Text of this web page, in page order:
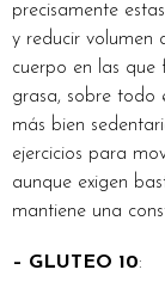
precisamente
y reducir volumen
cuerpo en las que
grasa, sobre todo
más bien
ejercicios para
aunque exigen
mantiene una
– GLUTEO 10: